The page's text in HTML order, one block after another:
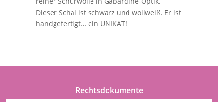
Dieser Schal ist schwarz und wollweiß. Er ist
handgefertigt… ein UNIKAT!
Rechtsdokumente